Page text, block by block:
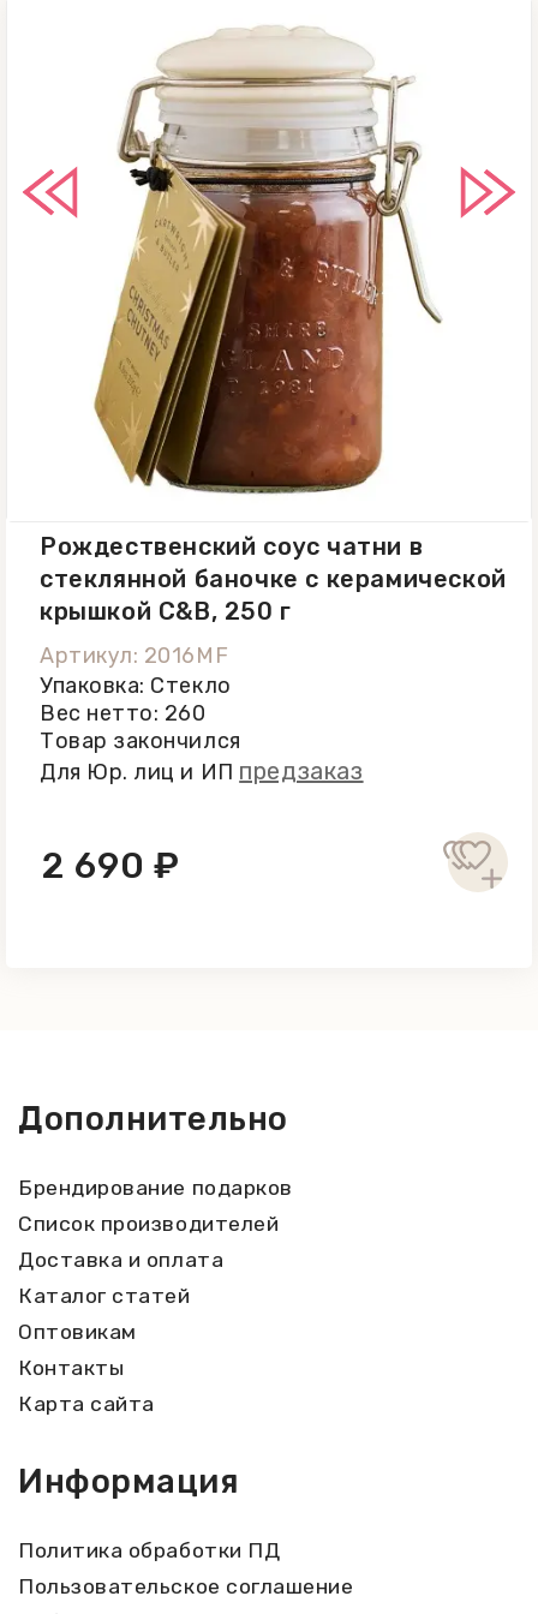
Рождественский соус чатни в
стеклянной баночке с керамической
крышкой C&B, 250 г
Артикул: 2016MF
Упаковка: Стекло
Вес нетто: 260
Товар закончился
Для Юр. лиц и ИП предзаказ
2 690 ₽
Дополнительно
Брендирование подарков
Список производителей
Доставка и оплата
Каталог статей
Оптовикам
Контакты
Карта сайта
Информация
Политика обработки ПД
Пользовательское соглашение